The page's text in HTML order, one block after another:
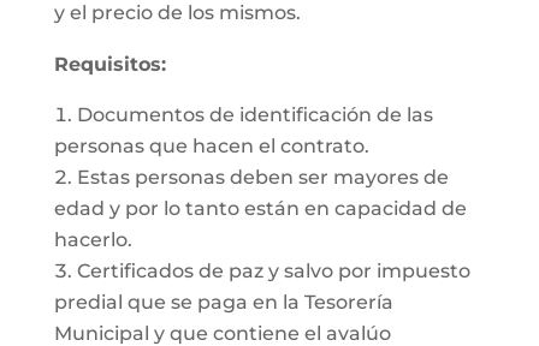
y el precio de los mismos.
Requisitos:
Documentos de identificación de las
personas que hacen el contrato.
Estas personas deben ser mayores de
edad y por lo tanto están en capacidad de
hacerlo.
Certificados de paz y salvo por impuesto
predial que se paga en la Tesorería
Municipal y que contiene el avalúo